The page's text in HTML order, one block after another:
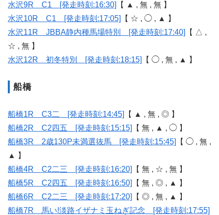
水沢9R C1 [発走時刻:16:30]
【 ▲ , 無 , 無 】
水沢10R C1 [発走時刻:17:05]
【 ☆ , ◯ , ▲ 】
水沢11R JBBA静内種馬場特別 [発走時刻:17:40]
【 △ ,
☆ , 無 】
水沢12R 初冬特別 [発走時刻:18:15]
【 ◯ , 無 , ▲ 】
船橋
船橋1R C3二 [発走時刻:14:45]
【 ▲ , 無 , ◎ 】
船橋2R C2四五 [発走時刻:15:15]
【 無 , ▲ , ◯ 】
船橋3R 2歳130P未満選抜馬 [発走時刻:15:45]
【 ◯ , 無 ,
▲ 】
船橋4R C2二三 [発走時刻:16:20]
【 無 , ☆ , 無 】
船橋5R C2四五 [発走時刻:16:50]
【 無 , ◎ , ▲ 】
船橋6R C2二三 [発走時刻:17:20]
【 ◎ , 無 , ▲ 】
船橋7R 馬い!淡路イザナミ玉ねぎ記念 [発走時刻:17:55]